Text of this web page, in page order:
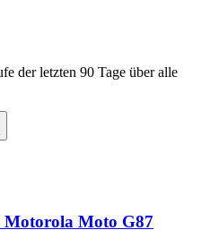
der letzten 90 Tage über alle
Motorola Moto G87